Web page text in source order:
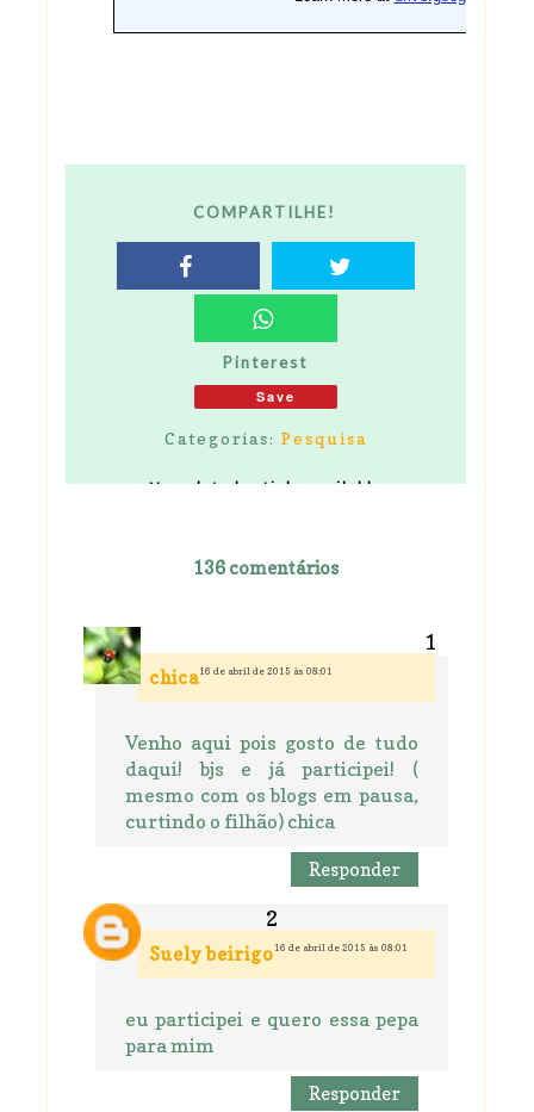
COMPARTILHE!
Pinterest
Save
Categorias: Pesquisa
No related article available
136 comentários
chica16 de abril de 2015 às 08:01
Venho aqui pois gosto de tudo
daqui! bjs e já participei! (
mesmo com os blogs em pausa,
curtindo o filhão) chica
Responder
Suely beirigo 16 de abril de 2015 às 08:01
eu participei e quero essa pepa
para mim
Responder